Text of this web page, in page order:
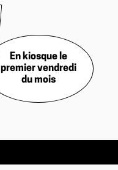
En kiosque le
premier vendredi
du mois